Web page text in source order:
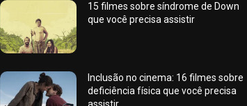
15 filmes sobre síndrome de Down
que você precisa assistir
Inclusão no cinema: 16 filmes sobre
deficiência física que você precisa